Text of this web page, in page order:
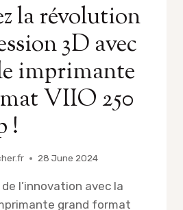
la révolution
3D avec
imprimante
VIIO 250
!
28 June 2024
l’innovation avec la
grand format